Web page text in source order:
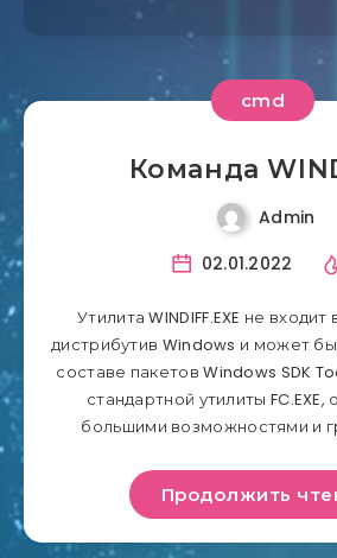
cmd
Команда
Admin
02.01.2022
Утилита WINDIFF.EXE не
дистрибутив Windows и может
составе пакетов Windows SDK
стандартной утилиты
большими возможностями и
Продолжить